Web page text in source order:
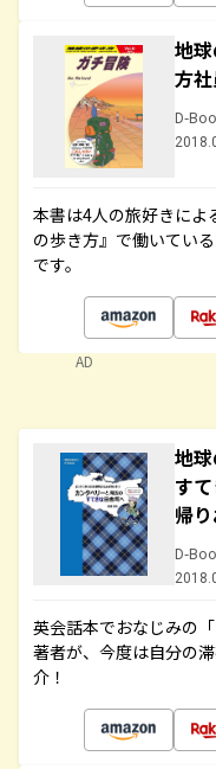
地
方
D-
本書は4人の旅好きによ
の歩き方』で働いてい
です。
AD
地
す
帰
D-
英会話本でおなじみの
著者が、今度は自分の
介！